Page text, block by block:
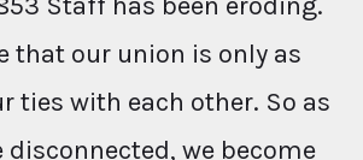
that our union is only as
ties with each other. So as
disconnected, we become